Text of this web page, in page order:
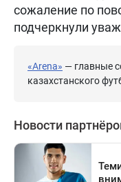
сожаление по
подчеркнули
«Arena» — главные
казахстанского